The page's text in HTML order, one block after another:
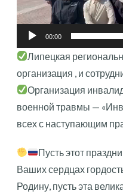
00:00
Липецкая
организация , и
Организация
военной травмы —
всех с наступающим
Пусть этот
Ваших сердцах
Родину, пусть эта